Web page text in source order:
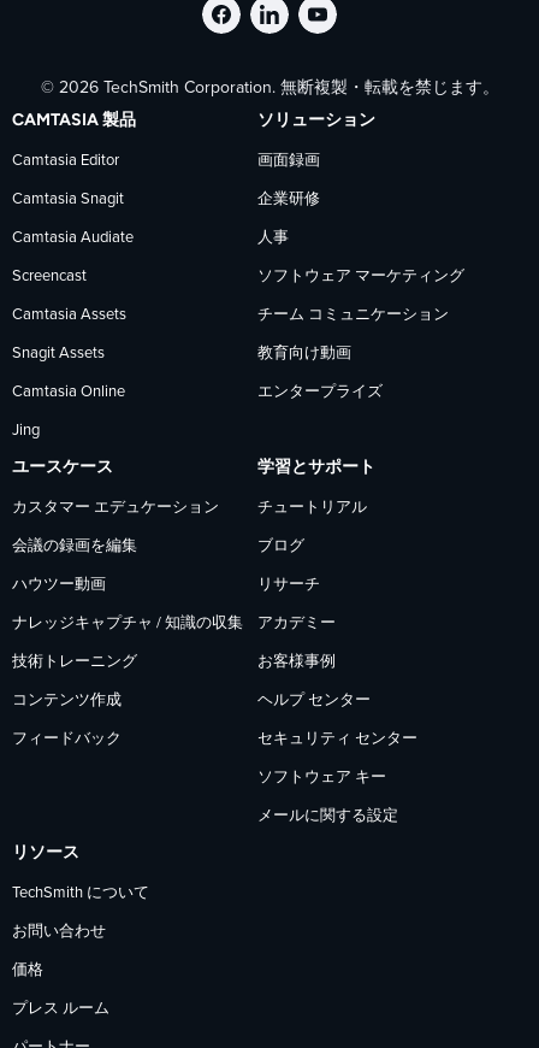
Facebook
で
TechSmith
ォ
ロ
ー
LinkedIn
で
TechSmith
を
フ
ォ
ロ
ー
YouTube
で
TechSmith
フ
ォ
ロ
ー
© 2026 TechSmith Corporation. 無断複製・転載を禁じます。
CAMTASIA 製品
Camtasia Editor
Camtasia Snagit
Camtasia Audiate
Screencast
Camtasia Assets
Snagit Assets
Camtasia Online
Jing
ソリューション
画面録画
企業研修
人事
ソフトウェア マーケティング
チーム コミュニケーション
教育向け動画
エンタープライズ
ユースケース
カスタマー エデュケーション
会議の録画を編集
ハウツー動画
ナレッジキャプチャ / 知識の収集
技術トレーニング
コンテンツ作成
フィードバック
学習とサポート
チュートリアル
ブログ
リサーチ
アカデミー
お客様事例
ヘルプ センター
セキュリティ センター
ソフトウェア キー
メールに関する設定
リソース
TechSmith について
お問い合わせ
価格
プレス ルーム